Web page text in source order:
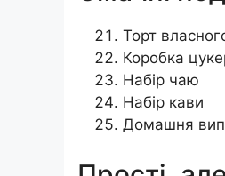
Торт
Коробка
Набір чаю
Набір кави
Домашня